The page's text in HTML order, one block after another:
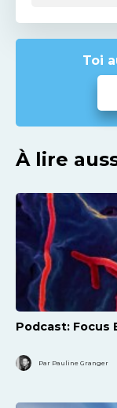
Toi
À lire
Podcast: Focus
Par Pauline Granger